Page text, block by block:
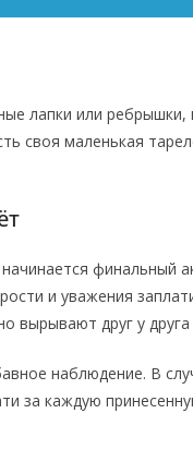
лапки или
своя маленькая
финальный
и уважения
вырывают друг у друга
наблюдение. В
за каждую